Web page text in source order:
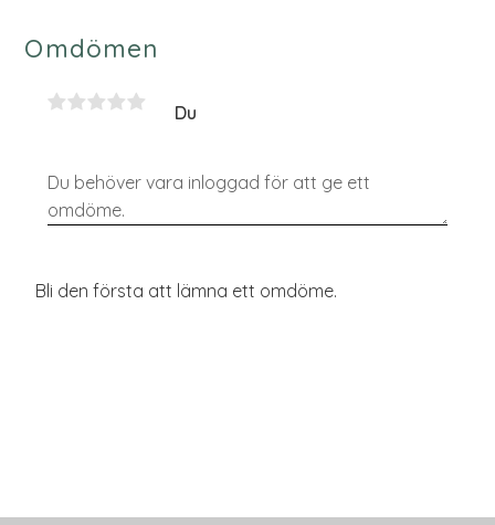
Omdömen
Du
Bli den första att lämna ett omdöme.